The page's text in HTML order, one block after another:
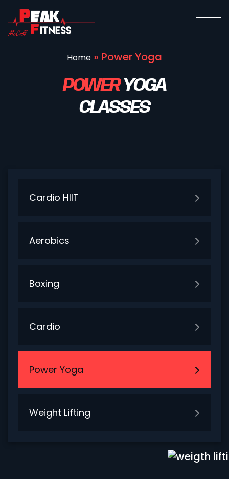
Home » Power Yoga
POWERYOGA
CLASSES
Cardio HIIT
Aerobics
Boxing
Cardio
Power Yoga
Weight Lifting